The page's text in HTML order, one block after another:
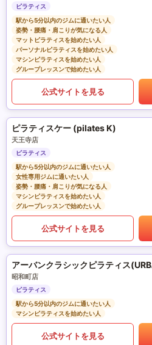
ピラティス
駅から5分以内のジムに通いたい人
姿勢・腰痛・肩こりが気になる人
マットピラティスを始めたい人
パーソナルピラティスを始めたい人
マシンピラティスを始めたい人
グループレッスンで始めたい人
公式サイトを見る
ピラティスケー (pilates K)
天王寺店
ピラティス
駅から5分以内のジムに通いたい人
女性専用ジムに通いたい人
姿勢・腰痛・肩こりが気になる人
マシンピラティスを始めたい人
グループレッスンで始めたい人
公式サイトを見る
昭和町店
ピラティス
駅から5分以内のジムに通いたい人
マシンピラティスを始めたい人
公式サイトを見る